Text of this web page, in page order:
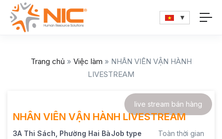
Trang chủ » Việc làm » NHÂN VIÊN VẬN HÀNH
LIVESTREAM
live stream bán hàng
NHÂN VIÊN VẬN HÀNH LIVESTREAM
3A Thi Sách, Phường Hai BàJob type
Toàn thời gian